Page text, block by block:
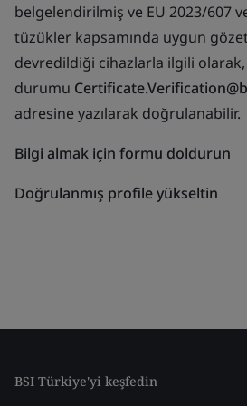
belgelendirilmiş ve EU 2023/607
tüzükler kapsamında uygun
devredildiği cihazlarla ilgili
durumu
adresine yazılarak doğrulanabilir.
Bilgi almak için formu doldurun
Doğrulanmış profile yükseltin
BSI Türkiye'yi keşfedin